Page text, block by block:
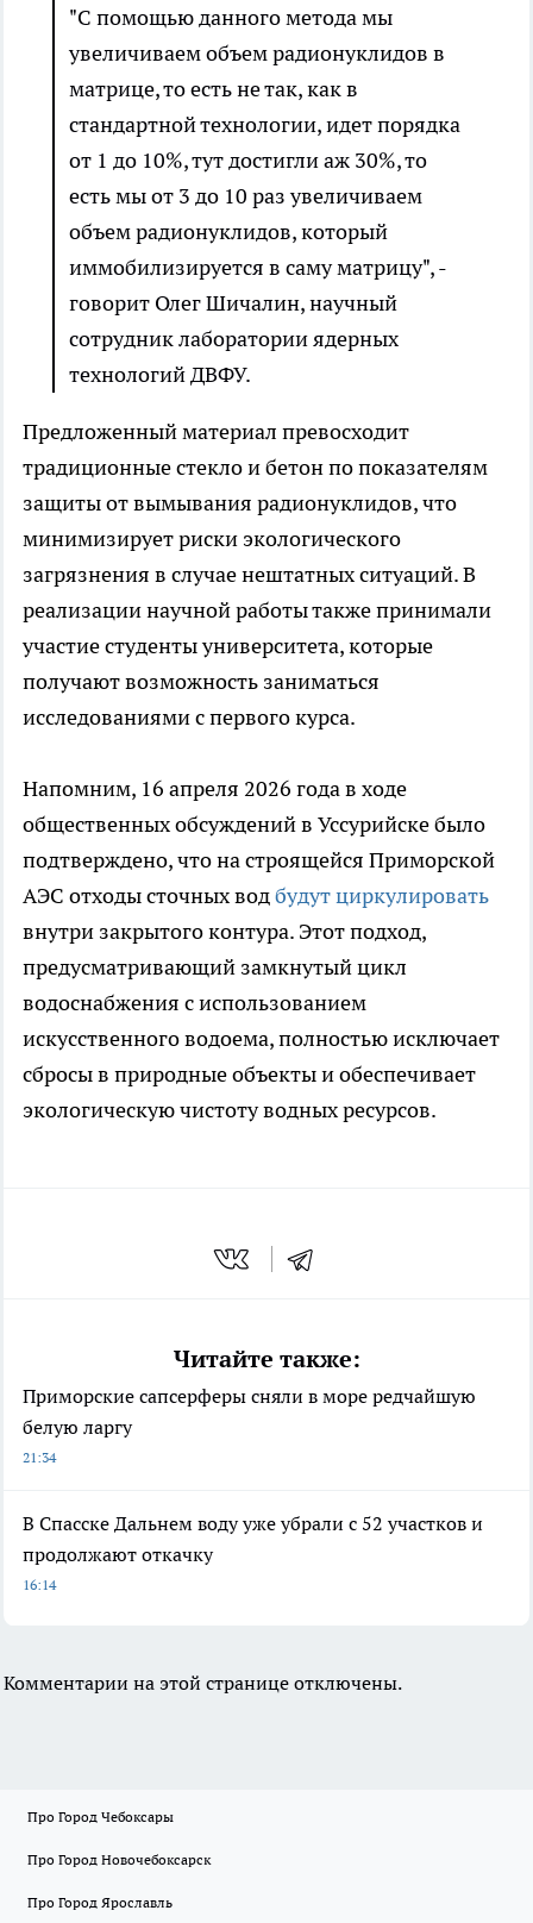
"С помощью данного метода мы
увеличиваем объем радионуклидов в
матрице, то есть не так, как в
стандартной технологии, идет порядка
от 1 до 10%, тут достигли аж 30%, то
есть мы от 3 до 10 раз увеличиваем
объем радионуклидов, который
иммобилизируется в саму матрицу", -
говорит Олег Шичалин, научный
сотрудник лаборатории ядерных
технологий ДВФУ.
Предложенный материал превосходит
традиционные стекло и бетон по показателям
защиты от вымывания радионуклидов, что
минимизирует риски экологического
загрязнения в случае нештатных ситуаций. В
реализации научной работы также принимали
участие студенты университета, которые
получают возможность заниматься
исследованиями с первого курса.
Напомним, 16 апреля 2026 года в ходе
общественных обсуждений в Уссурийске было
подтверждено, что на строящейся Приморской
АЭС отходы сточных водбудут циркулировать
внутри закрытого контура. Этот подход,
предусматривающий замкнутый цикл
водоснабжения с использованием
искусственного водоема, полностью исключает
сбросы в природные объекты и обеспечивает
экологическую чистоту водных ресурсов.
Читайте также:
Приморские сапсерферы сняли в море редчайшую
белую ларгу
21:34
В Спасске Дальнем воду уже убрали с 52 участков и
продолжают откачку
16:14
Комментарии на этой странице отключены.
Про Город Чебоксары
Про Город Новочебоксарск
Про Город Ярославль